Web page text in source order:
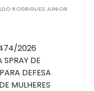
RODRIGUES JUNIOR
2026
SPRAY DE
DEFESA
MULHERES